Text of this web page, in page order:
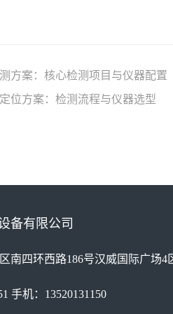
方案：核心检测项目与仪器配置
位方案：检测流程与仪器选型
备有限公司
南四环西路186号汉威国际广场4
手机：13520131150